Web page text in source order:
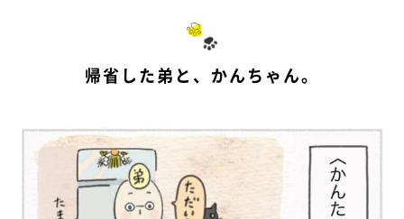
帰省した弟と、かんちゃん。